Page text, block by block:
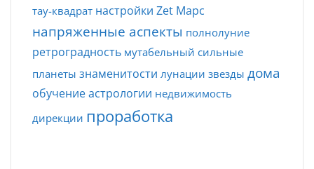
тау-квадрат настройки Zet Марс
напряженные аспекты полнолуние
ретроградность мутабельный сильные
планеты знаменитости лунации звезды дома
обучение астрологии недвижимость
дирекции проработка